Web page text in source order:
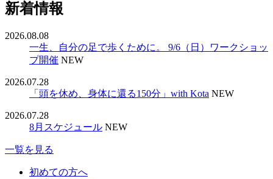
新着情報
2026.08.08
一生、自分の足で歩くために。 9/6（日）ワークショッ
プ開催 NEW
2026.07.28
「頭を休め、身体に還る150分」with Kota NEW
2026.07.28
8月スケジュール NEW
一覧を見る
初めての方へ